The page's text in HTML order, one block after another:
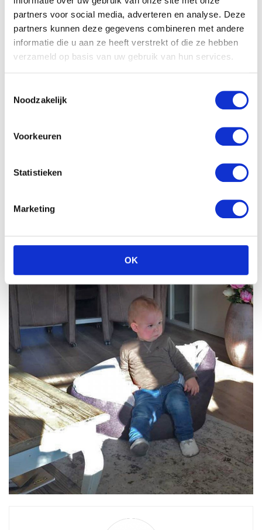
partners voor social media, adverteren en analyse. Deze
partners kunnen deze gegevens combineren met andere
informatie die u aan ze heeft verstrekt of die ze hebben
verzameld op basis van uw gebruik van hun services.
Noodzakelijk
Voorkeuren
Statistieken
Marketing
OK
kan ik nog wel even doorgaan. En als je het niet begrijpt
dan blijft hij het net zolang herhalen tot dat je het door
hebt. Hij geeft echt niet op. Al moet hij er boos van
worden… De karakter eigenschappen komen al aardig